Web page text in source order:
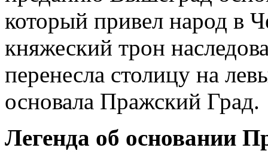
который привел народ в
княжеский трон
перенесла столицу на
основала Пражский Град.
Легенда об основании